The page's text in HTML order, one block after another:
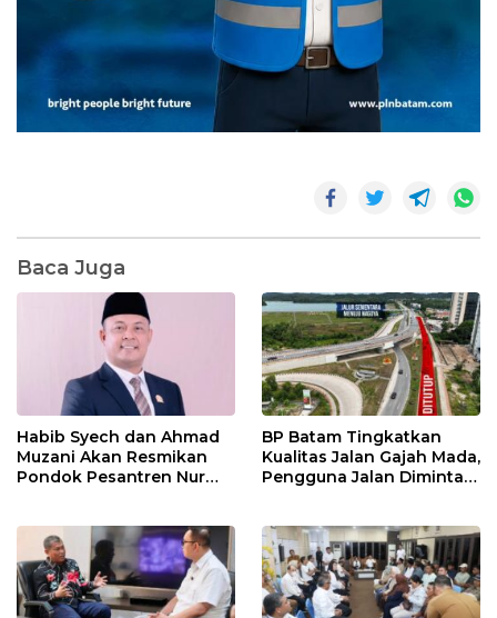
Baca Juga
Habib Syech dan Ahmad
Muzani Akan Resmikan
Pondok Pesantren Nur
BP Batam Tingkatkan
Kualitas Jalan Gajah Mada,
Pengguna Jalan Diminta